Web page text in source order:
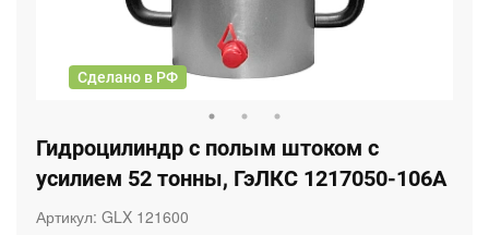
Сделано в РФ
Гидроцилиндр с полым штоком с
усилием 52 тонны, ГэЛКС 1217050-106А
Артикул: GLX 121600